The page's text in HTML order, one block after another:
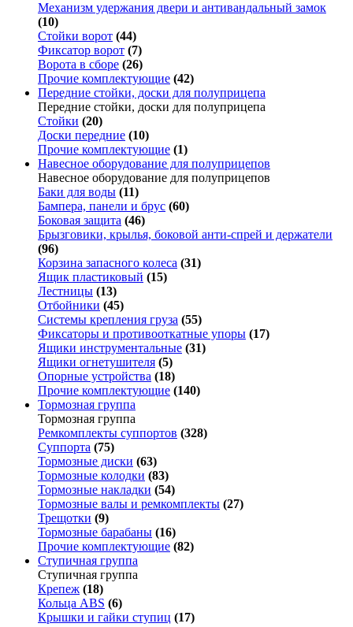
Механизм удержания двери и антивандальный замок
(10)
Стойки ворот (44)
Фиксатор ворот (7)
Ворота в сборе (26)
Прочие комплектующие (42)
Передние стойки, доски для полуприцепа
Передние стойки, доски для полуприцепа
Стойки (20)
Доски передние (10)
Прочие комплектующие (1)
Навесное оборудование для полуприцепов
Навесное оборудование для полуприцепов
Баки для воды (11)
Бампера, панели и брус (60)
Боковая защита (46)
Брызговики, крылья, боковой анти-спрей и держатели
(96)
Корзина запасного колеса (31)
Ящик пластиковый (15)
Лестницы (13)
Отбойники (45)
Системы крепления груза (55)
Фиксаторы и противооткатные упоры (17)
Ящики инструментальные (31)
Ящики огнетушителя (5)
Опорные устройства (18)
Прочие комплектующие (140)
Тормозная группа
Тормозная группа
Ремкомплекты суппортов (328)
Суппорта (75)
Тормозные диски (63)
Тормозные колодки (83)
Тормозные накладки (54)
Тормозные валы и ремкомплекты (27)
Трещотки (9)
Тормозные барабаны (16)
Прочие комплектующие (82)
Ступичная группа
Ступичная группа
Крепеж (18)
Кольца ABS (6)
Крышки и гайки ступиц (17)